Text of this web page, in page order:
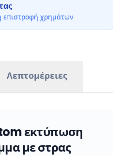
επιστροφή χρημάτων
Λεπτομέρειες
εκτύπωση
με στρας